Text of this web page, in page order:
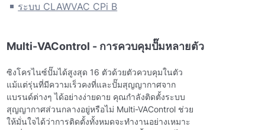
ระบบ CLAWVAC CPi B
Multi-VAControl - การควบคุมปั๊มหลายตัว
ซิงโครไนซ์ปั๊มได้สูงสุด 16 ตัวด้วยตัวควบคุมในตัว
แม้แต่รุ่นที่มีความเร็วคงที่และปั๊มสุญญากาศจาก
แบรนด์ต่างๆ ได้อย่างง่ายดาย คุณกําลังติดตั้งระบบ
สุญญากาศส่วนกลางอยู่หรือไม่ Multi-VAControl ช่วย
ให้มั่นใจได้ว่าการติดตั้งทั้งหมดจะทํางานอย่างเหมาะ